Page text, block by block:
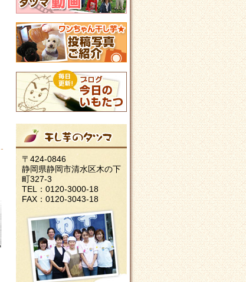
〒424-0846
静岡県静岡市清水区木の下
町327-3
TEL：0120-3000-18
FAX：0120-3043-18